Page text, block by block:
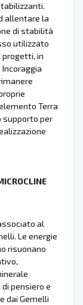
allentare la
di stabilità
utilizzato
progetti, in
Terra
supporto per
al
Le energie
risuonano
pensiero e
dai Gemelli